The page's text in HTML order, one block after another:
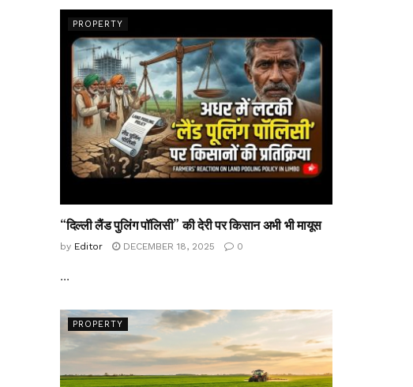
PROPERTY
“दिल्ली लैंड पुलिंग पॉलिसी” की देरी पर किसान अभी भी मायूस
by Editor DECEMBER 18, 2025 0
...
PROPERTY